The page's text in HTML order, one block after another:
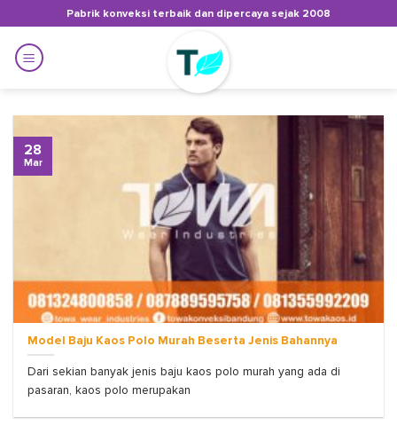
to
content
Pabrik konveksi terbaik dan dipercaya sejak 2008
Model Baju Kaos Polo Murah Beserta Jenis Bahannya
Dari sekian banyak jenis baju kaos polo murah yang ada di
pasaran, kaos polo merupakan
28
Mar